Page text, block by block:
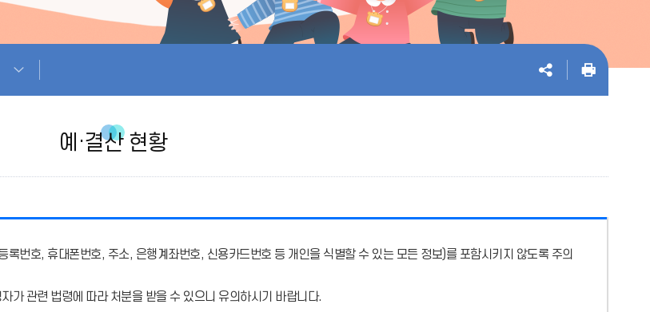
예·결산 현황
록번호, 휴대폰번호, 주소, 은행계좌번호, 신용카드번호 등 개인을 식별할 수 있는 모든 정보)를 포함시키지 않도록 주의
가 관련 법령에 따라 처분을 받을 수 있으니 유의하시기 바랍니다.